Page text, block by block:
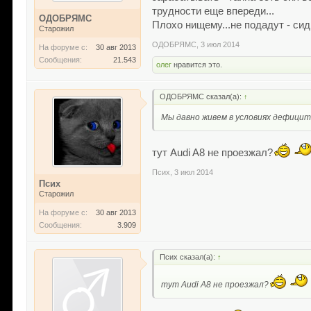
ОДОБРЯМС
Старожил
На форуме с:
30 авг 2013
Сообщения:
21.543
трудности еще впереди...
Плохо нищему...не подадут -
ОДОБРЯМС 3 июл 2014
олег нравится это.
Псих
Старожил
На форуме с:
30 авг 2013
Сообщения:
3.909
ОДОБРЯМС сказал(а): ↑
Мы давно живем в условиях
тут Audi A8 не проезжал?
Псих 3 июл 2014
Псих сказал(а): ↑
тут Audi A8 не проезжал?